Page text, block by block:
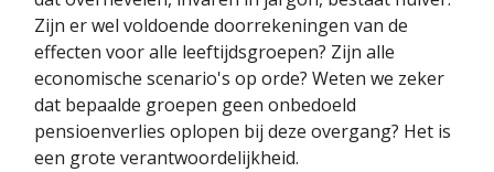
Zijn er wel voldoende doorrekeningen van de
effecten voor alle leeftijdsgroepen? Zijn alle
economische scenario's op orde? Weten we zeker
dat bepaalde groepen geen onbedoeld
pensioenverlies oplopen bij deze overgang? Het is
een grote verantwoordelijkheid.